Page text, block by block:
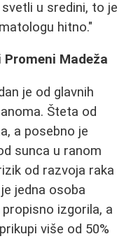
u sredini, to je
hitno."
Madeža
je od glavnih
Šteta od
a posebno je
sunca u ranom
od razvoja raka
jedna osoba
izgorila, a
više od 50%